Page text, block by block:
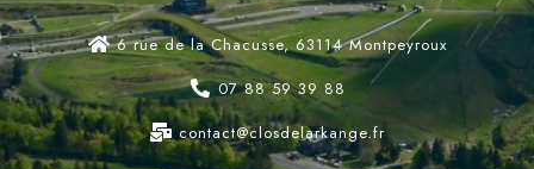
6 rue de la Chacusse, 63114 Montpeyroux
07 88 59 39 88
contact@closdelarkange.fr